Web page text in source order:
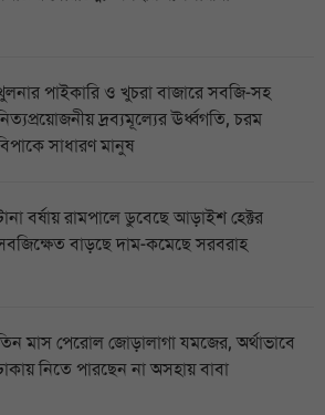
পাইকারি ও খুচরা বাজারে সবজি-সহ
দ্রব্যমূল্যের ঊর্ধ্বগতি, চরম
সাধারণ মানুষ
বর্ষায় রামপালে ডুবেছে আড়াইশ হেক্টর
বাড়ছে দাম-কমেছে সরবরাহ
মাস পেরোল জোড়ালাগা যমজের, অর্থাভাবে
নিতে পারছেন না অসহায় বাবা